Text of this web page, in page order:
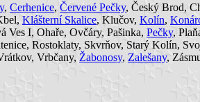
, Cerhenice, Červené Pečky, Český Brod,
Klášterní Skalice, Klučov, Kolín,
Ves I, Ohaře, Ovčáry, Pašinka, Pečky,
Rostoklaty, Skvrňov, Starý Kolín,
Vrbčany, Žabonosy, Zalešany,